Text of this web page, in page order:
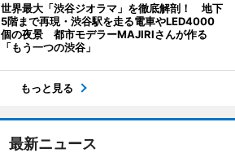
世界最大「渋谷ジオラマ」を徹底解剖！ 地下
5階まで再現・渋谷駅を走る電車やLED4000
個の夜景 都市モデラーMAJIRIさんが作る
「もう一つの渋谷」
もっと見る
最新ニュース